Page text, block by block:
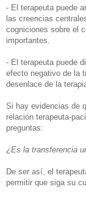
- El terapeuta puede
las creencias
cogniciones sobre el
importantes.
- El terapeuta puede
efecto negativo de la
desenlace de la
Si hay evidencias de
relación terapeuta-
preguntas:
¿Es la transferencia
De ser así, el
permitir que siga su